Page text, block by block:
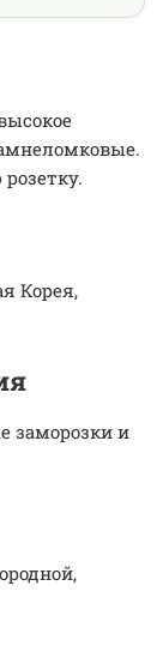
Корея,
заморозки и